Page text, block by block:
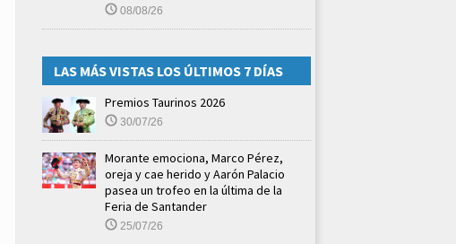
08/08/26
LAS MÁS VISTAS LOS ÚLTIMOS 7 DÍAS
Premios Taurinos 2026
30/07/26
Morante emociona, Marco Pérez,
oreja y cae herido y Aarón Palacio
pasea un trofeo en la última de la
Feria de Santander
25/07/26